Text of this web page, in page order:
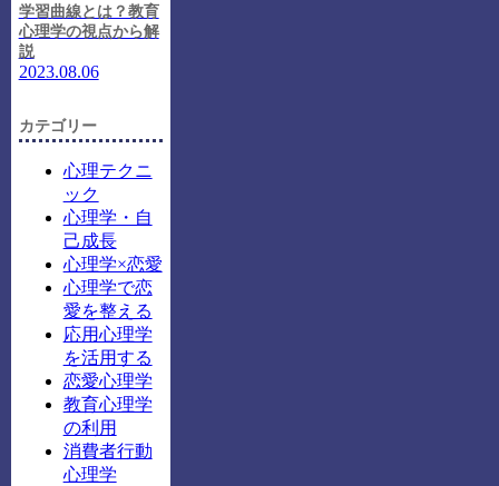
学習曲線とは？教育
心理学の視点から解
説
2023.08.06
カテゴリー
心理テクニ
ック
心理学・自
己成長
心理学×恋愛
心理学で恋
愛を整える
応用心理学
を活用する
恋愛心理学
教育心理学
の利用
消費者行動
心理学